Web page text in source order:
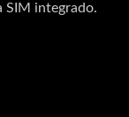
SIM integrado.